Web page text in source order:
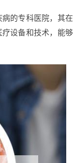
的专科医院，其在
设备和技术，能够